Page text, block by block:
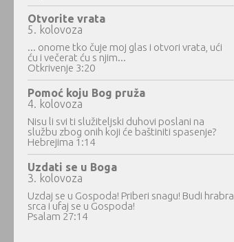
Otvorite vrata
5. kolovoza
... onome tko čuje moj glas i otvori vrata, ući
ću i večerat ću s njim...
Otkrivenje 3:20
Pomoć koju Bog pruža
4. kolovoza
Nisu li svi ti služiteljski duhovi poslani na
službu zbog onih koji će baštiniti spasenje?
Hebrejima 1:14
Uzdati se u Boga
3. kolovoza
Uzdaj se u Gospoda! Priberi snagu! Budi hrabra
srca i ufaj se u Gospoda!
Psalam 27:14